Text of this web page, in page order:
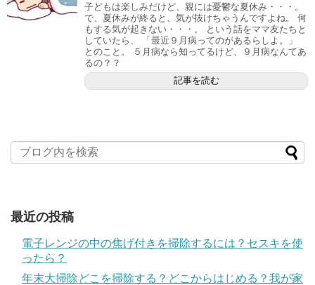
子どもは楽しみだけど、親には憂鬱な夏休み・・・。
で、夏休みが終ると、気が抜けちゃうんですよね。 何
もする気が起きない・・・。 という話をママ友たちと
していたら、 「最近９月病ってのがあるらしよ。」
とのこと。 ５月病なら知ってるけど、９月病なんてあ
るの？？
記事を読む
最近の投稿
電子レンジの中の焦げ付きを掃除するには？セスキを使
ったら？
年末大掃除どこを掃除する？どこからはじめる？我が家